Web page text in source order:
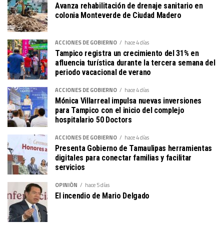
Avanza rehabilitación de drenaje sanitario en
colonia Monteverde de Ciudad Madero
ACCIONES DE GOBIERNO hace 4 días
Tampico registra un crecimiento del 31% en
afluencia turística durante la tercera semana del
periodo vacacional de verano
ACCIONES DE GOBIERNO hace 4 días
Mónica Villarreal impulsa nuevas inversiones
para Tampico con el inicio del complejo
hospitalario 50 Doctors
ACCIONES DE GOBIERNO hace 4 días
Presenta Gobierno de Tamaulipas herramientas
digitales para conectar familias y facilitar
servicios
OPINIÓN hace 5 días
El incendio de Mario Delgado